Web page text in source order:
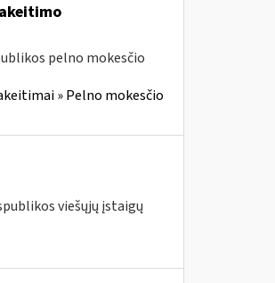
pelno mokesčio
» Pelno mokesčio
viešųjų įstaigų